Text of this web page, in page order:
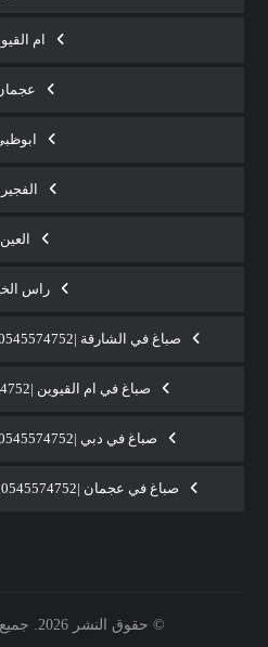
ام
العين
راس
صباغ في الشارقة |0545574752| شركات صبغ فى الشارقة
صباغ في ام القيوين |0545574752|شركات صبغ
صباغ في دبي |0545574752| صباغ رخيص في دبي
صباغ في عجمان |0545574752|دهانات رخيص في عجمان
© حقوق النشر 2026. جميع الحقوق محفوظة.